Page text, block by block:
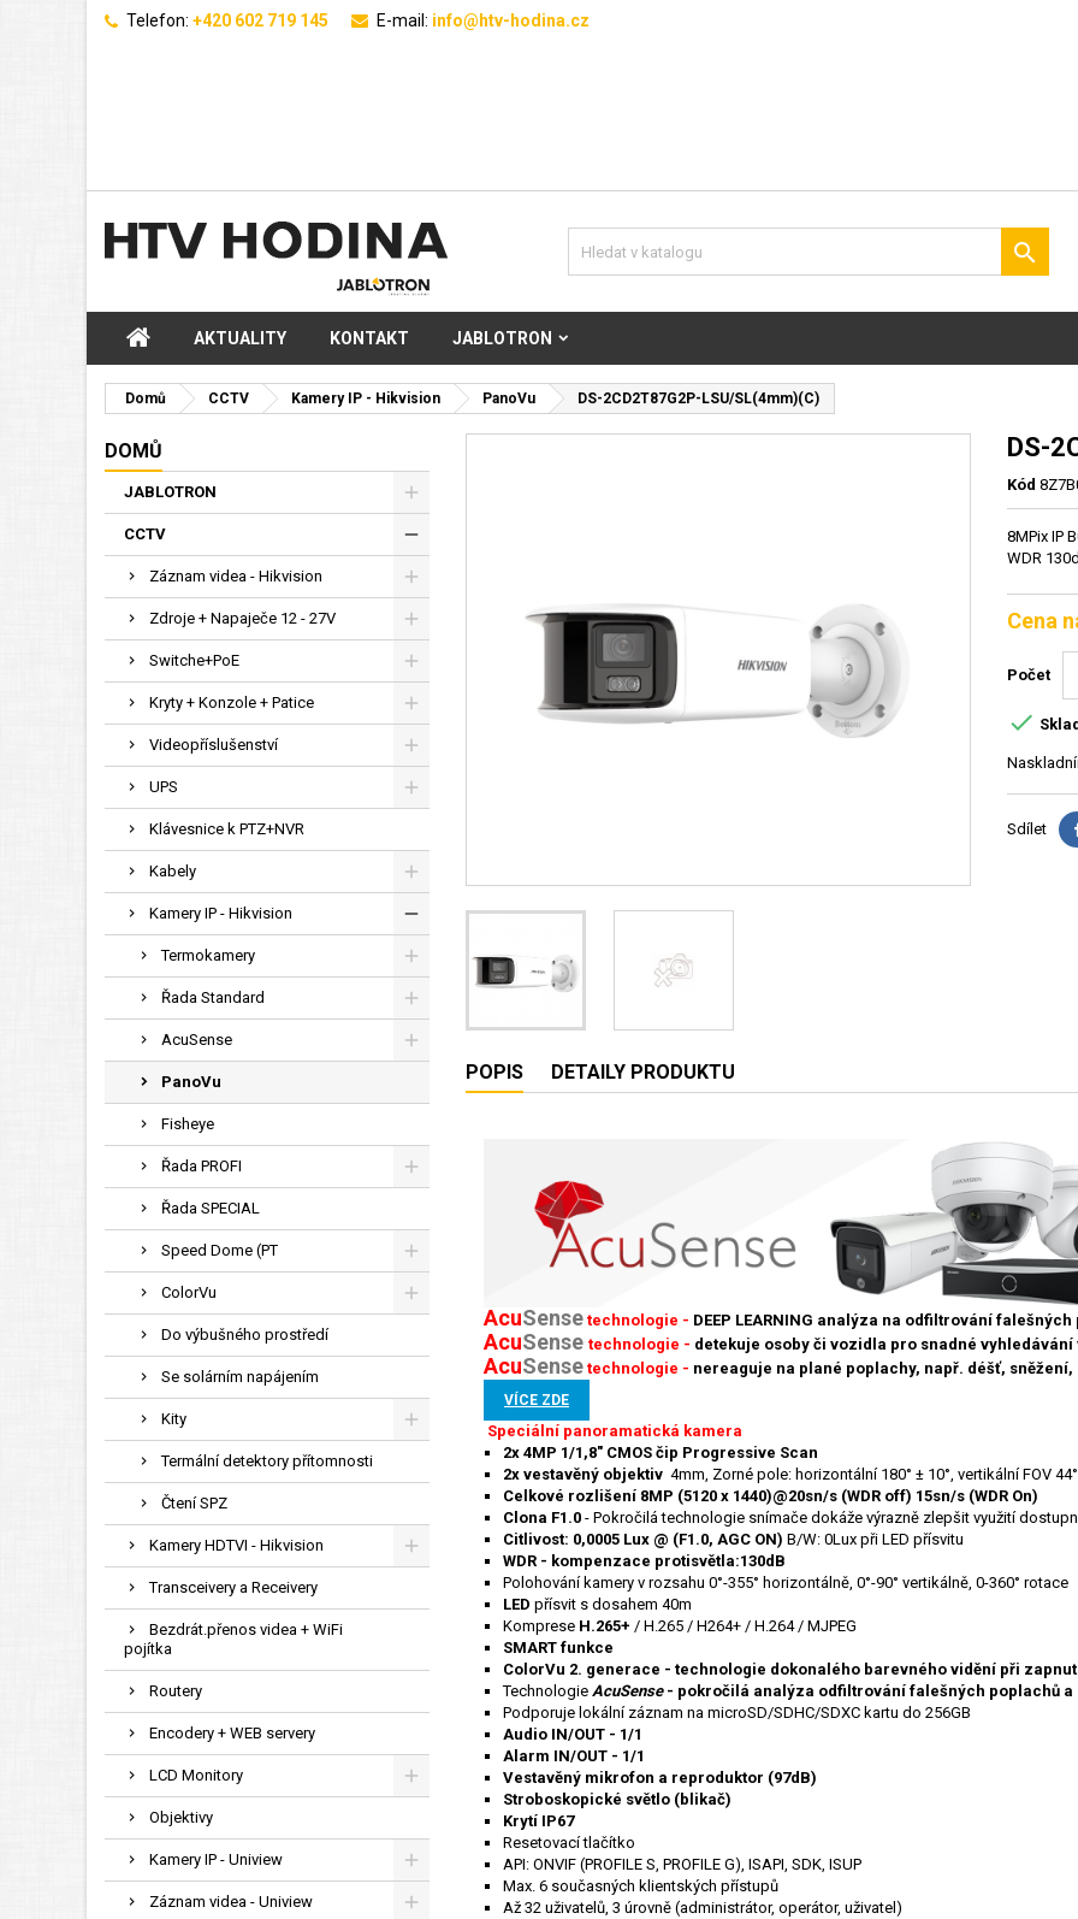
Telefon: +420 602 719 145 E-mail: info@htv-hodina.cz

AKTUALITY KONTAKT JABLOTRON
Domů CCTV Kamery IP - Hikvision PanoVu DS-2CD2T87G2P-LSU/SL(4mm)(C)
DOMŮ
JABLOTRON
CCTV
Záznam videa - Hikvision
Zdroje + Napaječe 12 - 27V
Switche+PoE
Kryty + Konzole + Patice
Videopříslušenství
UPS
Klávesnice k PTZ+NVR
Kabely
Kamery IP - Hikvision
Termokamery
Řada Standard
AcuSense
PanoVu
Fisheye
Řada PROFI
Řada SPECIAL
Speed Dome (PT
ColorVu
Do výbušného prostředí
Se solárním napájením
Kity
Termální detektory přítomnosti
Čtení SPZ
Kamery HDTVI - Hikvision
Transceivery a Receivery
Bezdrát.přenos videa + WiFi
pojítka
Routery
Encodery + WEB servery
LCD Monitory
Objektivy
Kamery IP - Uniview
Záznam videa - Uniview
DS-
Kód
8MPix IP
WDR
Cena
Počet

Sdílet
POPIS DETAILY PRODUKTU
AcuSense technologie - DEEP LEARNING analýza na odfiltrování
AcuSense technologie - detekuje osoby či vozidla pro snadné
AcuSense technologie - nereaguje na plané poplachy, např. déšť,
VÍCE ZDE
Speciální panoramatická kamera
2x 4MP 1/1,8" CMOS čip Progressive Scan
2x vestavěný objektiv 4mm, Zorné pole: horizontální 180° ± 10°, vertikální FOV 44°
Celkové rozlišení 8MP (5120 x 1440)@20sn/s (WDR off) 15sn/s (WDR On)
Clona F1.0 - Pokročilá technologie snímače dokáže výrazně zlepšit využití
Citlivost: 0,0005 Lux @ (F1.0, AGC ON) B/W: 0Lux při LED přísvitu
WDR - kompenzace protisvětla:130dB
Polohování kamery v rozsahu 0°-355° horizontálně, 0°-90° vertikálně, 0-360° rotace
LED přísvit s dosahem 40m
Komprese H.265+ / H.265 / H264+ / H.264 / MJPEG
SMART funkce
ColorVu 2. generace - technologie dokonalého barevného vidění při
Technologie AcuSense- pokročilá analýza odfiltrování falešných poplachů
Podporuje lokální záznam na microSD/SDHC/SDXC kartu do 256GB
Audio IN/OUT - 1/1
Alarm IN/OUT - 1/1
Vestavěný mikrofon a reproduktor (97dB)
Stroboskopické světlo (blikač)
Krytí IP67
Resetovací tlačítko
API: ONVIF (PROFILE S, PROFILE G), ISAPI, SDK, ISUP
Max. 6 současných klientských přístupů
Až 32 uživatelů, 3 úrovně (administrátor, operátor, uživatel)